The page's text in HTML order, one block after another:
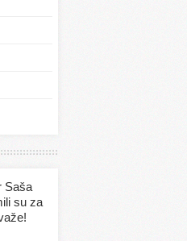
Saša
su za